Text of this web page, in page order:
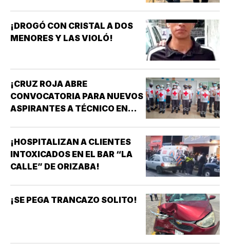
¡DROGÓ CON CRISTAL A DOS
MENORES Y LAS VIOLÓ!
¡CRUZ ROJA ABRE
CONVOCATORIA PARA NUEVOS
ASPIRANTES A TÉCNICO EN
¡HOSPITALIZAN A CLIENTES
INTOXICADOS EN EL BAR “LA
CALLE” DE ORIZABA!
¡SE PEGA TRANCAZO SOLITO!